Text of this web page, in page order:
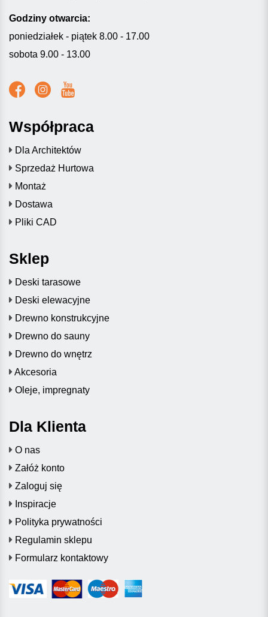
Godziny otwarcia:
poniedziałek - piątek 8.00 - 17.00
sobota 9.00 - 13.00
Współpraca
Dla Architektów
Sprzedaż Hurtowa
Montaż
Dostawa
Pliki CAD
Sklep
Deski tarasowe
Deski elewacyjne
Drewno konstrukcyjne
Drewno do sauny
Drewno do wnętrz
Akcesoria
Oleje, impregnaty
Dla Klienta
O nas
Załóż konto
Zaloguj się
Inspiracje
Polityka prywatności
Regulamin sklepu
Formularz kontaktowy